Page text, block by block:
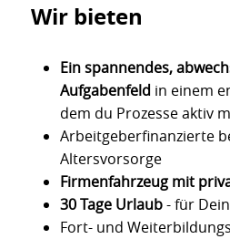
Wir bieten
Ein spannendes,
Aufgabenfeld in einem
dem du Prozesse aktiv
Arbeitgeberfinanzierte
Altersvorsorge
Firmenfahrzeug mit
30 Tage Urlaub- für
Fort- und